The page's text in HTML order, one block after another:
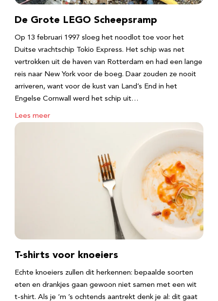
De Grote LEGO Scheepsramp
Op 13 februari 1997 sloeg het noodlot toe voor het
Duitse vrachtschip Tokio Express. Het schip was net
vertrokken uit de haven van Rotterdam en had een lange
reis naar New York voor de boeg. Daar zouden ze nooit
arriveren, want voor de kust van Land’s End in het
Engelse Cornwall werd het schip uit…
Lees meer
T-shirts voor knoeiers
Echte knoeiers zullen dit herkennen: bepaalde soorten
eten en drankjes gaan gewoon niet samen met een wit
t-shirt. Als je ‘m ’s ochtends aantrekt denk je al: dit gaat